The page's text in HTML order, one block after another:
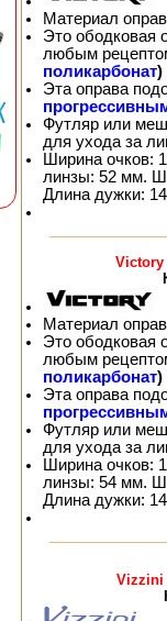
Материал
Это ободковая
любым
поликарбонат)
Эта оправа
Футляр или
для ухода за
Ширина очков:
линзы: 52 мм.
Длина дужки:
Victory
Материал
Это ободковая
любым
поликарбонат)
Эта оправа
Футляр или
для ухода за
Ширина очков:
линзы: 54 мм.
Длина дужки:
Vizzini